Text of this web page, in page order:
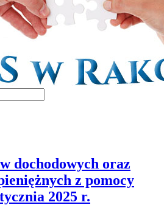
dochodowych oraz
z pomocy
2025 r.